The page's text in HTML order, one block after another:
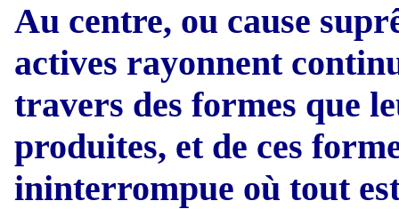
Au centre, ou cause
actives rayonnent
travers des formes que
produites, et de ces
ininterrompue où tout